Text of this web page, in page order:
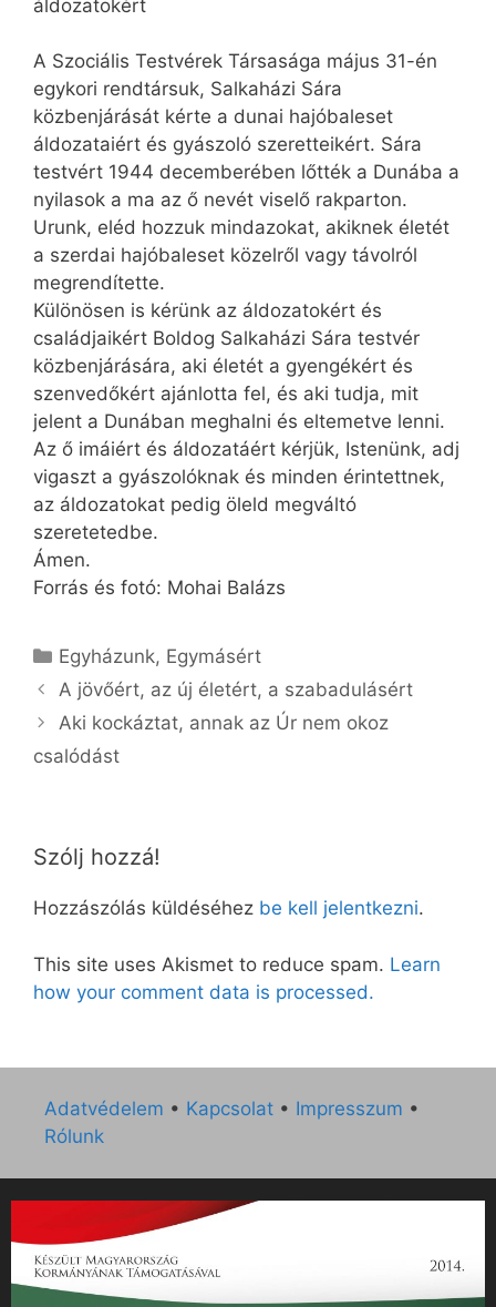
áldozatokért
A Szociális Testvérek Társasága május 31-én
egykori rendtársuk, Salkaházi Sára
közbenjárását kérte a dunai hajóbaleset
áldozataiért és gyászoló szeretteikért. Sára
testvért 1944 decemberében lőtték a Dunába a
nyilasok a ma az ő nevét viselő rakparton.
Urunk, eléd hozzuk mindazokat, akiknek életét
a szerdai hajóbaleset közelről vagy távolról
megrendítette.
Különösen is kérünk az áldozatokért és
családjaikért Boldog Salkaházi Sára testvér
közbenjárására, aki életét a gyengékért és
szenvedőkért ajánlotta fel, és aki tudja, mit
jelent a Dunában meghalni és eltemetve lenni.
Az ő imáiért és áldozatáért kérjük, Istenünk, adj
vigaszt a gyászolóknak és minden érintettnek,
az áldozatokat pedig öleld megváltó
szeretetedbe.
Ámen.
Forrás és fotó: Mohai Balázs
Kategória
Egyházunk, Egymásért
A jövőért, az új életért, a szabadulásért
Aki kockáztat, annak az Úr nem okoz
csalódást
Szólj hozzá!
Hozzászólás küldéséhez be kell jelentkezni.
This site uses Akismet to reduce spam. Learn
how your comment data is processed.
Adatvédelem • Kapcsolat • Impresszum •
Rólunk